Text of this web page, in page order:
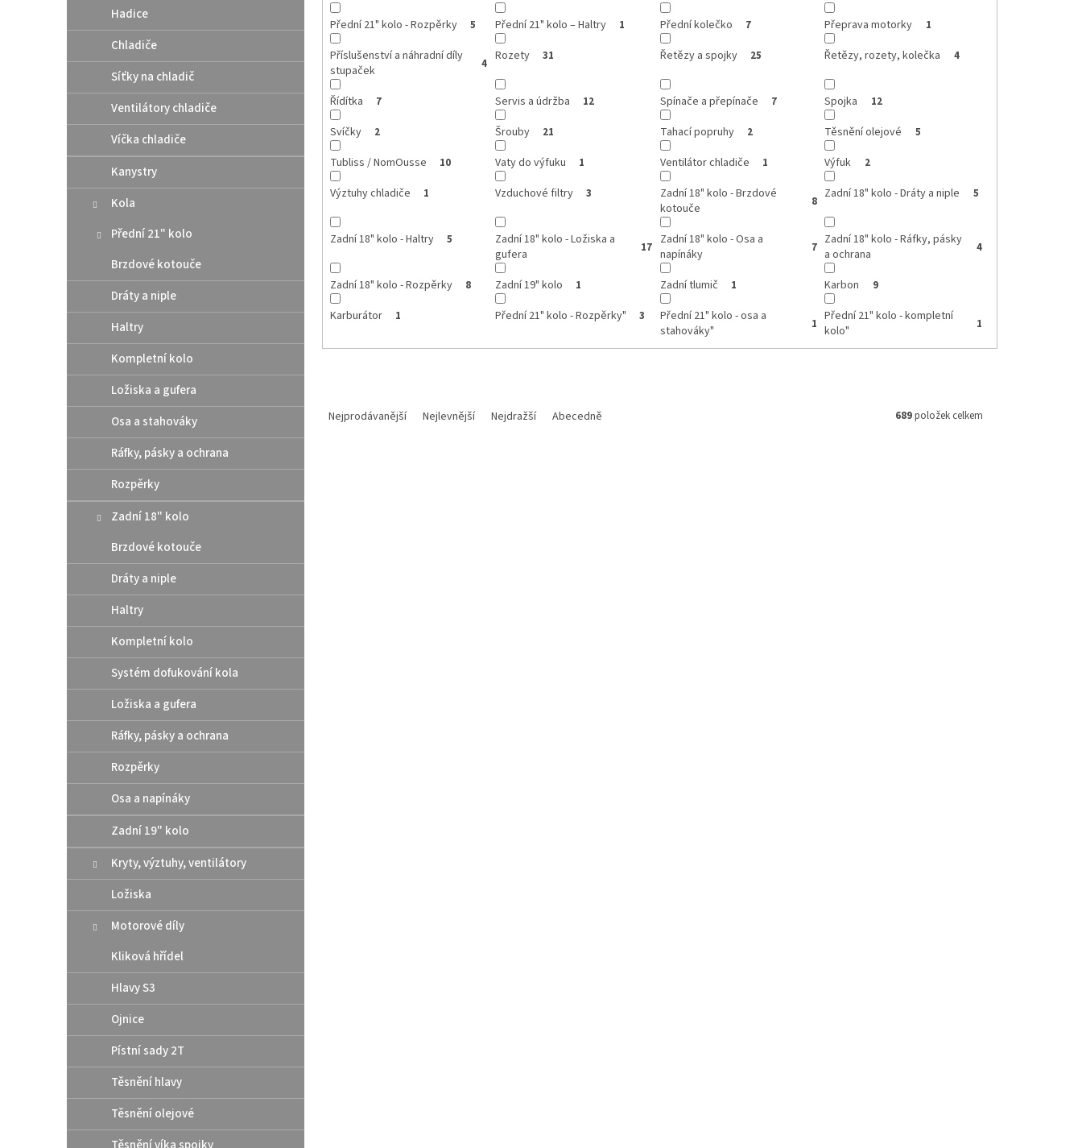
Hadice
Chladiče
Síťky na chladič
Ventilátory chladiče
Víčka chladiče
Kanystry
Kola
Přední 21" kolo
Brzdové kotouče
Dráty a niple
Haltry
Kompletní kolo
Ložiska a gufera
Osa a stahováky
Ráfky, pásky a ochrana
Rozpěrky
Zadní 18" kolo
Brzdové kotouče
Dráty a niple
Haltry
Kompletní kolo
Systém dofukování kola
Ložiska a gufera
Ráfky, pásky a ochrana
Rozpěrky
Osa a napínáky
Zadní 19" kolo
Kryty, výztuhy, ventilátory
Ložiska
Motorové díly
Kliková hřídel
Hlavy S3
Ojnice
Pístní sady 2T
Těsnění hlavy
Těsnění olejové
Přední 21" kolo - Rozpěrky 5 Přední 21" kolo – Haltry 1 Přední kolečko 7 Přeprava motorky 1
Příslušenství a náhradní díly
stupaček
4 Rozety 31 Řetězy a spojky 25 Řetězy, rozety, kolečka 4
Řídítka 7 Servis a údržba 12 Spínače a přepínače 7 Spojka 12
Svíčky 2 Šrouby 21 Tahací popruhy 2 Těsnění olejové 5
Tubliss / NomOusse 10 Vaty do výfuku 1 Ventilátor chladiče 1 Výfuk 2
Výztuhy chladiče 1 Vzduchové filtry 3
Zadní 18" kolo - Brzdové
kotouče
8 Zadní 18" kolo - Dráty a niple 5
Zadní 18" kolo - Haltry 5
Zadní 18" kolo - Ložiska a
gufera
17
Zadní 18" kolo - Osa a
napínáky
7 Zadní 18" kolo - Ráfky, pásky
a ochrana
4
Zadní 18" kolo - Rozpěrky 8 Zadní 19" kolo 1 Zadní tlumič 1 Karbon 9
Karburátor 1 Přední 21" kolo - Rozpěrky" 3
Přední 21" kolo - osa a
stahováky"
1 Přední 21" kolo - kompletní
kolo"
1
Nejprodávanější Nejlevnější Nejdražší Abecedně 689položek celkem